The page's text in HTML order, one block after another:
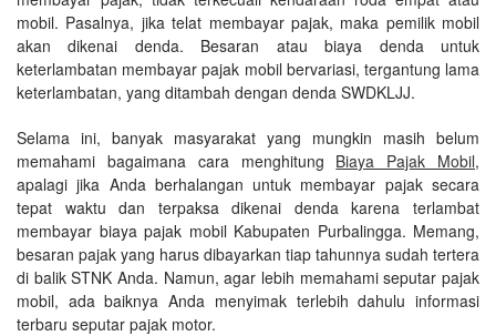
mobil. Pasalnya, jika telat membayar pajak, maka pemilik mobil
akan dikenai denda. Besaran atau biaya denda untuk
keterlambatan membayar pajak mobil bervariasi, tergantung lama
keterlambatan, yang ditambah dengan denda SWDKLJJ.
Selama ini, banyak masyarakat yang mungkin masih belum
memahami bagaimana cara menghitung Biaya Pajak Mobil,
apalagi jika Anda berhalangan untuk membayar pajak secara
tepat waktu dan terpaksa dikenai denda karena terlambat
membayar biaya pajak mobil Kabupaten Purbalingga. Memang,
besaran pajak yang harus dibayarkan tiap tahunnya sudah tertera
di balik STNK Anda. Namun, agar lebih memahami seputar pajak
mobil, ada baiknya Anda menyimak terlebih dahulu informasi
terbaru seputar pajak motor.